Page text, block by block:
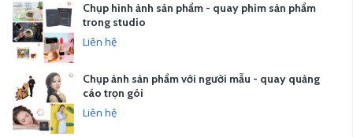
Chụp hình ảnh sản phẩm - quay phim sản phẩm
trong studio
Liên hệ
Chụp ảnh sản phẩm với người mẫu - quay quảng
cáo trọn gói
Liên hệ